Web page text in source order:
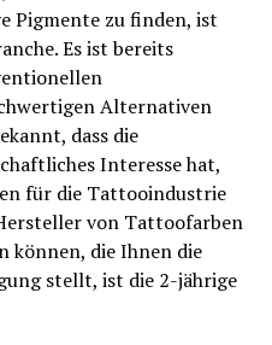
Pigmente zu finden, ist
Es ist bereits
Alternativen
dass die
Interesse hat,
für die Tattooindustrie
von Tattoofarben
können, die Ihnen die
stellt, ist die 2-jährige